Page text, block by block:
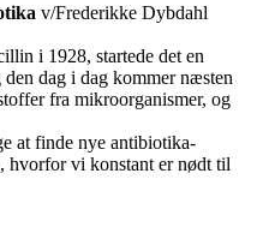
v/Frederikke Dybdahl
i 1928, startede det en
dag i dag kommer næsten
fra mikroorganismer, og
at finde nye antibiotika-
hvorfor vi konstant er nødt til